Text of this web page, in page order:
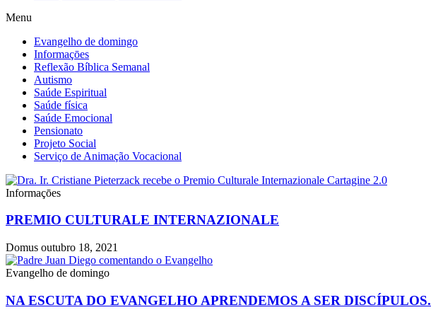
Menu
Evangelho de domingo
Informaçōes
Reflexão Bíblica Semanal
Autismo
Saúde Espiritual
Saúde física
Saúde Emocional
Pensionato
Projeto Social
Serviço de Animação Vocacional
Informaçōes
PREMIO CULTURALE INTERNAZIONALE
Domus outubro 18, 2021
Evangelho de domingo
NA ESCUTA DO EVANGELHO APRENDEMOS A SER DISCÍPULOS.